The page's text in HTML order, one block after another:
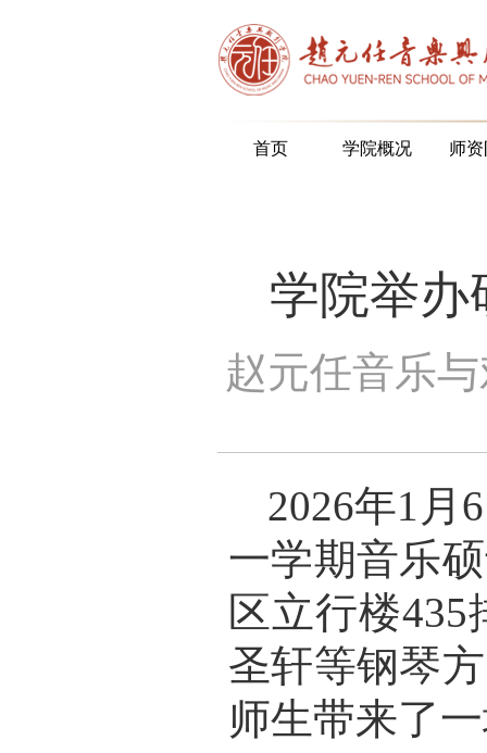
首页 学院概况 师
学院举办
赵元任音乐
2026年1 月 6
一学期音乐
区立行楼435
圣轩等钢琴
师生带来了